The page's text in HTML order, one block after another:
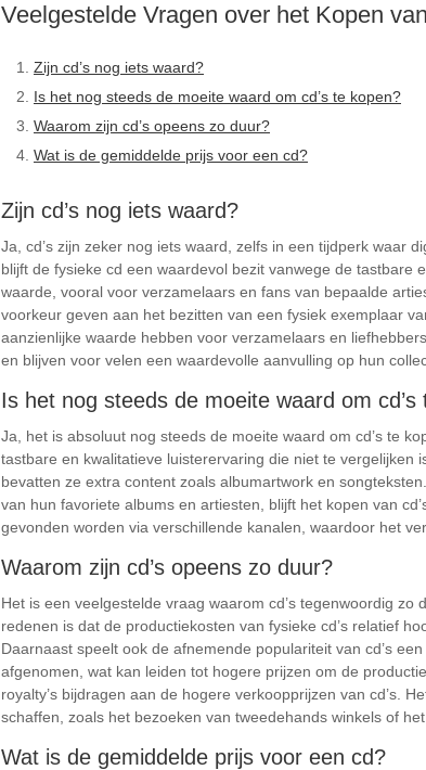
Veelgestelde Vragen over het Kopen
Zijn cd’s nog iets waard?
Is het nog steeds de moeite waard om cd’s te kopen?
Waarom zijn cd’s opeens zo duur?
Wat is de gemiddelde prijs voor een cd?
Zijn cd’s nog iets waard?
Ja, cd’s zijn zeker nog iets waard, zelfs in een tijdperk waar
blijft de fysieke cd een waardevol bezit vanwege de tastbare
waarde, vooral voor verzamelaars en fans van bepaalde
voorkeur geven aan het bezitten van een fysiek exemplaar
aanzienlijke waarde hebben voor verzamelaars en
en blijven voor velen een waardevolle aanvulling op hun
Is het nog steeds de moeite waard om cd’s
Ja, het is absoluut nog steeds de moeite waard om cd’s te
tastbare en kwalitatieve luisterervaring die niet te vergelijken
bevatten ze extra content zoals albumartwork en
van hun favoriete albums en artiesten, blijft het kopen van
gevonden worden via verschillende kanalen, waardoor het
Waarom zijn cd’s opeens zo duur?
Het is een veelgestelde vraag waarom cd’s tegenwoordig
redenen is dat de productiekosten van fysieke cd’s relatief
Daarnaast speelt ook de afnemende populariteit van cd’s
afgenomen, wat kan leiden tot hogere prijzen om de
royalty’s bijdragen aan de hogere verkoopprijzen van cd’s.
schaffen, zoals het bezoeken van tweedehands winkels of
Wat is de gemiddelde prijs voor een cd?